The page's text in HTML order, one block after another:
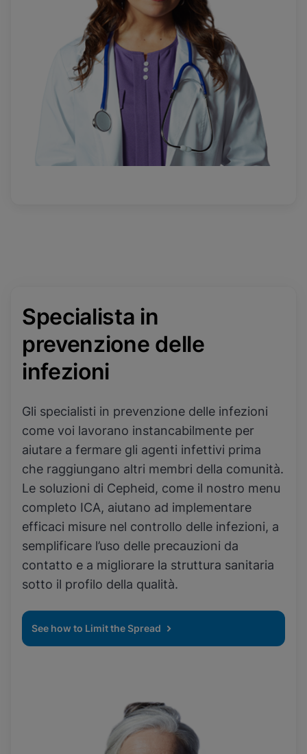
Specialista in
prevenzione delle
infezioni
Gli specialisti in prevenzione delle infezioni
come voi lavorano instancabilmente per
aiutare a fermare gli agenti infettivi prima
che raggiungano altri membri della comunità.
Le soluzioni di Cepheid, come il nostro menu
completo ICA, aiutano ad implementare
efficaci misure nel controllo delle infezioni, a
semplificare l’uso delle precauzioni da
contatto e a migliorare la struttura sanitaria
sotto il profilo della qualità.
See how to Limit the Spread